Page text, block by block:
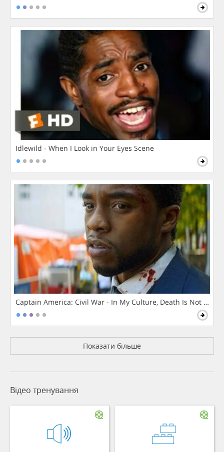
Idlewild - When I Look in Your Eyes Scene
Captain America: Civil War - In My Culture, Death Is Not The
Показати більше
Відео тренування